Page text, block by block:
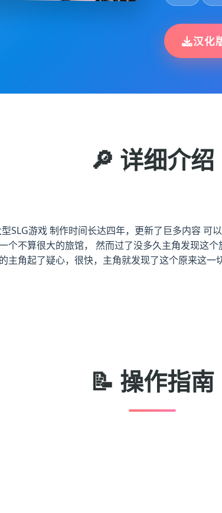
汉化
🔎 详细介绍
SLG游戏 制作时间长达四年，更新了巨多内容 可
个不算很大的旅馆， 然而过了没多久主角发现这
主角起了疑心，很快，主角就发现了这个原来这
📝 操作指南